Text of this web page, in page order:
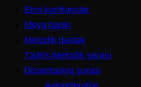
Elmi konfranslar
İdeya bankı
Metodik dəstək
Tədris-Metodik şurası
Dissertasiya şurası